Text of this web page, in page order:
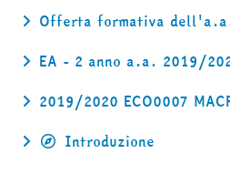
Offerta formativa
EA - 2 anno a.a. 2019/
2019/2020 ECO0007
Introduzione